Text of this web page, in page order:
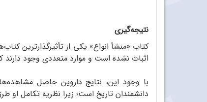
نتیجه‌گیری
کتاب «منشأ انواع» یکی از تأثیرگذارترین
اثبات نشده است و موارد متعددی وجود دارند
با ‌وجود این، نتایج داروین حاصل
دانشمندان تاریخ است؛ زیرا نظریه تکامل او